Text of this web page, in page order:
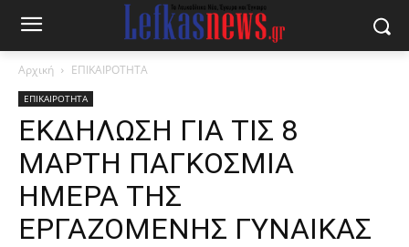
Αρχική ΕΠΙΚΑΙΡΟΤΗΤΑ
ΕΠΙΚΑΙΡΟΤΗΤΑ
ΕΚΔΗΛΩΣΗ ΓΙΑ ΤΙΣ 8
ΜΑΡΤΗ ΠΑΓΚΟΣΜΙΑ
ΗΜΕΡΑ ΤΗΣ
ΕΡΓΑΖΟΜΕΝΗΣ ΓΥΝΑΙΚΑΣ